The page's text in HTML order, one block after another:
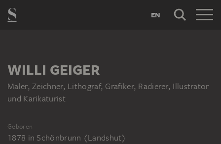
EN
WILLI GEIGER
Maler, Zeichner, Lithograf, Grafiker, Radierer, Illustrator
und Karikaturist
Geboren
1878 in Schönbrunn (Landshut)